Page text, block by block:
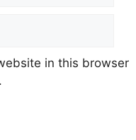
in this browser